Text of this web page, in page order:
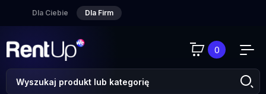
Dla Ciebie Dla Firm
0